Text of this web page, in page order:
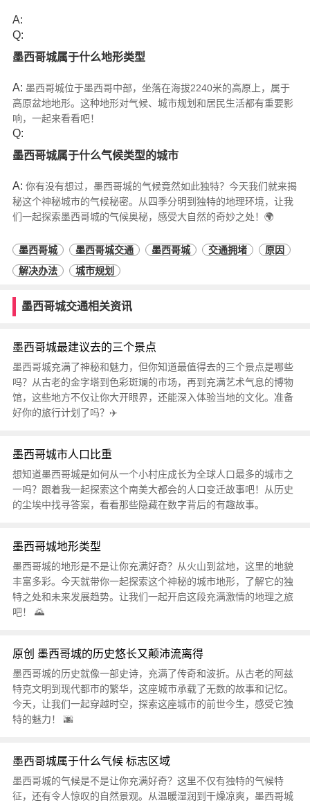
A:
Q:
墨西哥城属于什么地形类型
A: 墨西哥城位于墨西哥中部，坐落在海拔2240米的高原上，属于
高原盆地地形。这种地形对气候、城市规划和居民生活都有重要影
响，一起来看看吧！
Q:
墨西哥城属于什么气候类型的城市
A: 你有没有想过，墨西哥城的气候竟然如此独特？今天我们就来揭
秘这个神秘城市的气候秘密。从四季分明到独特的地理环境，让我
们一起探索墨西哥城的气候奥秘，感受大自然的奇妙之处！🌍
墨西哥城 墨西哥城交通 墨西哥城 交通拥堵
原因
解决办法
城市规划
墨西哥城交通相关资讯
墨西哥城最建议去的三个景点
墨西哥城充满了神秘和魅力，但你知道最值得去的三个景点是哪些
吗？从古老的金字塔到色彩斑斓的市场，再到充满艺术气息的博物
馆，这些地方不仅让你大开眼界，还能深入体验当地的文化。准备
好你的旅行计划了吗？✈️
墨西哥城市人口比重
想知道墨西哥城是如何从一个小村庄成长为全球人口最多的城市之
一吗？跟着我一起探索这个南美大都会的人口变迁故事吧！从历史
的尘埃中找寻答案，看看那些隐藏在数字背后的有趣故事。
墨西哥城地形类型
墨西哥城的地形是不是让你充满好奇？从火山到盆地，这里的地貌
丰富多彩。今天就带你一起探索这个神秘的城市地形，了解它的独
特之处和未来发展趋势。让我们一起开启这段充满激情的地理之旅
吧！ 🌄
原创 墨西哥城的历史悠长又颠沛流离得
墨西哥城的历史就像一部史诗，充满了传奇和波折。从古老的阿兹
特克文明到现代都市的繁华，这座城市承载了无数的故事和记忆。
今天，让我们一起穿越时空，探索这座城市的前世今生，感受它独
特的魅力！ 🌆
墨西哥城属于什么气候 标志区域
墨西哥城的气候是不是让你充满好奇？这里不仅有独特的气候特
征，还有令人惊叹的自然景观。从温暖湿润到干燥凉爽，墨西哥城